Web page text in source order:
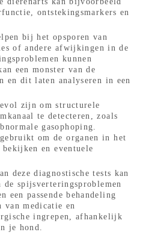
ontstekingsmarkers en
bij het opsporen van
of andere afwijkingen in de
kunnen
een monster van de
en dit laten analyseren in een
zijn om structurele
te detecteren, zoals
gasophoping.
om de organen in het
en eventuele
deze diagnostische tests kan
de spijsverteringsproblemen
een passende behandeling
van medicatie en
ingrepen, afhankelijk
je hond.